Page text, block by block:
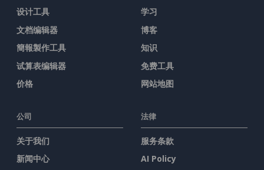
设计工具
文档编辑器
簡報製作工具
试算表编辑器
价格
学习
博客
知识
免费工具
网站地图
公司
关于我们
新闻中心
法律
服务条款
AI Policy